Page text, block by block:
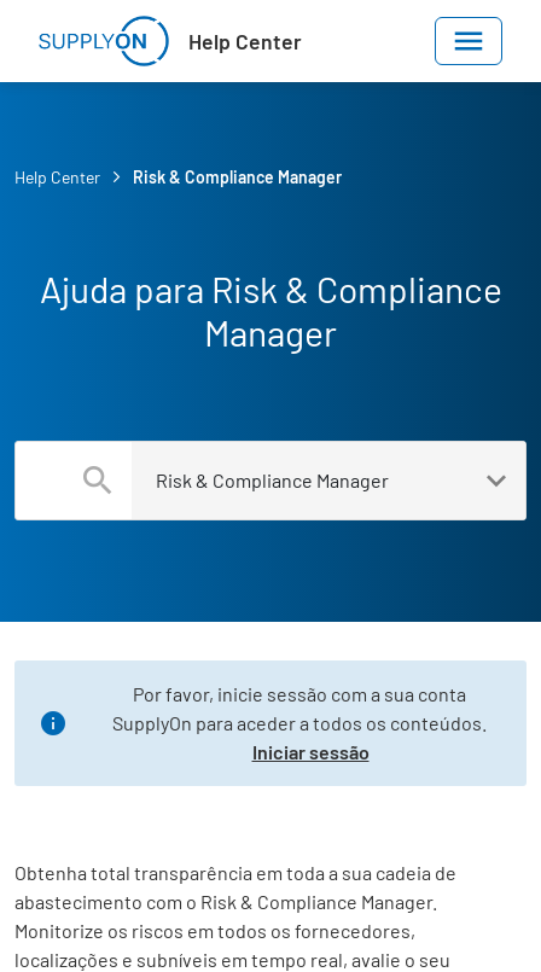
Skip to main content
Help Center
Help Center Risk & Compliance Manager
Ajuda para Risk & Compliance
Manager
Por favor, inicie sessão com a sua conta
SupplyOn para aceder a todos os conteúdos.
Iniciar sessão
Obtenha total transparência em toda a sua cadeia de
abastecimento com o Risk & Compliance Manager.
Monitorize os riscos em todos os fornecedores,
localizações e subníveis em tempo real, avalie o seu